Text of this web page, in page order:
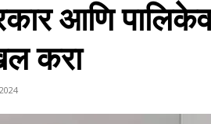
आणि
करा